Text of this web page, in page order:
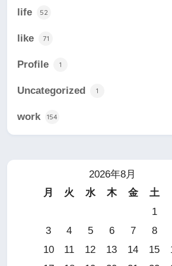
life 52
like 71
Profile 1
Uncategorized 1
work 154
2026年8月
月
火 水 木 金 土
1
3
4 5 6 7 8
10
11 12 13 14 15